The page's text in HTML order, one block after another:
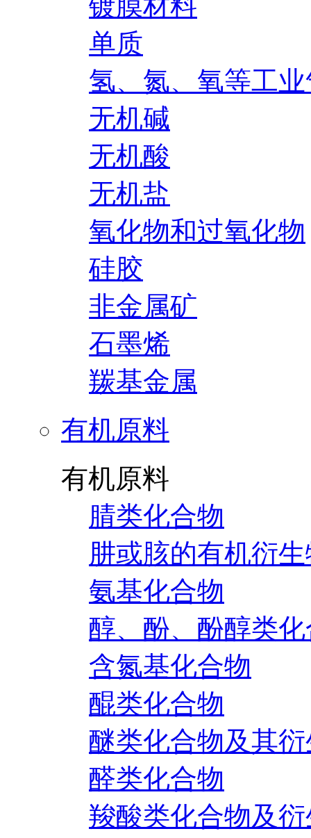
单质
氢、氮、氧等工
无机碱
无机酸
无机盐
氧化物和过氧化物
硅胶
非金属矿
石墨烯
羰基金属
有机原料
有机原料
腈类化合物
肼或胲的有机衍
氨基化合物
醇、酚、酚醇类
含氮基化合物
醌类化合物
醚类化合物及其
醛类化合物
羧酸类化合物及